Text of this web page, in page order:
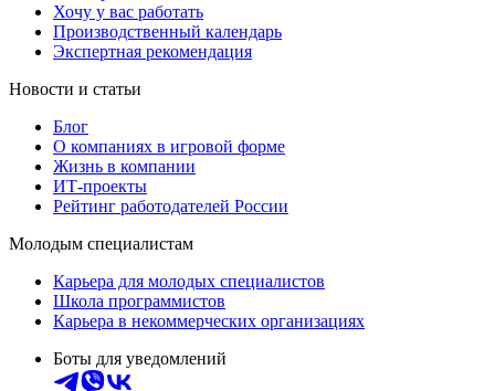
Хочу у вас работать
Производственный календарь
Экспертная рекомендация
Новости и статьи
Блог
О компаниях в игровой форме
Жизнь в компании
ИТ-проекты
Рейтинг работодателей России
Молодым специалистам
Карьера для молодых специалистов
Школа программистов
Карьера в некоммерческих организациях
Боты для уведомлений